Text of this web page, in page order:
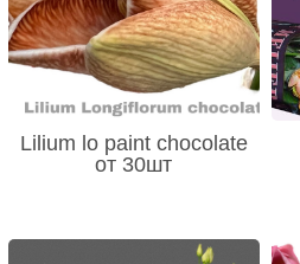
Lilium lo paint chocolate
от 30шт